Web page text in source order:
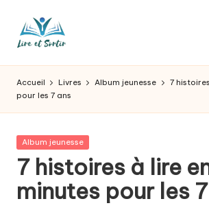
L
ir
e
e
t
s
o
pour
goûts,
des
sorties
pour
tous
Accueil Livres Album jeunesse
7
pour les 7 ans
Posted
Album jeunesse
7 histoires à lire
minutes pour les